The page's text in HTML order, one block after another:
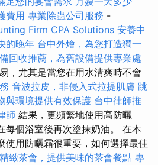
費用 專業除蟲公司服務 -
Firm CPA Solutions 安養中
的晚年 台中外燴，為您打造獨一
回收推薦，為舊設備提供專業處
，尤其是當您在用水清爽時不會
音波拉皮，非侵入式拉提肌膚 跳
與環境提供有效保護 台中律師推
師 結果，更頻繁地使用高防曬
每個浴室後再次塗抹奶油。 在本
使用防曬霜很重要，如何選擇最佳
精緻茶會，提供美味的茶會餐點 專